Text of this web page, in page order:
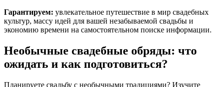
Гарантируем: увлекательное путешествие в мир свадебных
культур, массу идей для вашей незабываемой свадьбы и
экономию времени на самостоятельном поиске информации.
Необычные свадебные обряды: что
ожидать и как подготовиться?
Планируете свадьбу с необычными традициями? Изучите